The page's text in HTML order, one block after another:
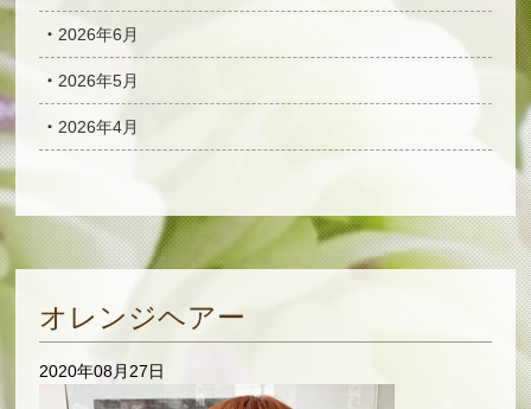
2026年6月
2026年5月
2026年4月
オレンジヘアー
2020年08月27日